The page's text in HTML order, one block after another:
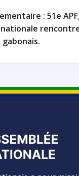
: 51e
nationale